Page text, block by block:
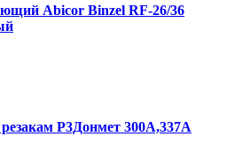
Abicor Binzel RF-26/36
Р3Донмет 300А,337А